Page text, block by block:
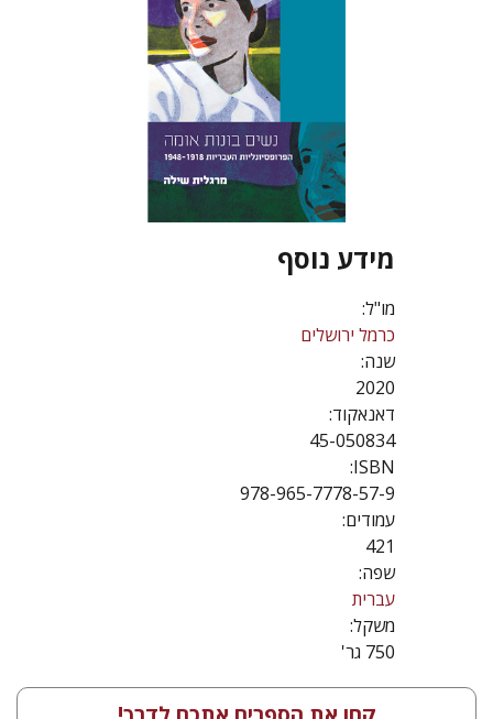
מידע נוסף
מו"ל:
כרמל ירושלים
שנה:
2020
דאנאקוד:
45-050834
ISBN:
978-965-7778-57-9
עמודים:
421
שפה:
עברית
משקל:
750 גר'